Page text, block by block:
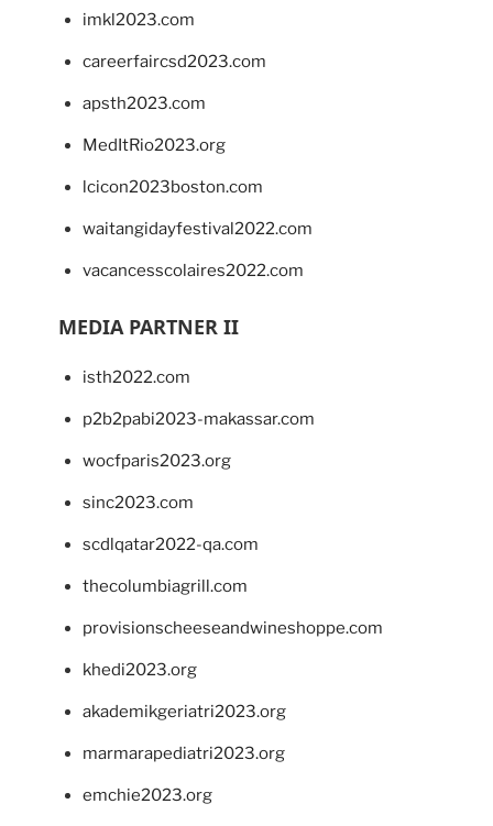
imkl2023.com
careerfaircsd2023.com
apsth2023.com
MedItRio2023.org
lcicon2023boston.com
waitangidayfestival2022.com
vacancesscolaires2022.com
MEDIA PARTNER II
isth2022.com
p2b2pabi2023-makassar.com
wocfparis2023.org
sinc2023.com
scdlqatar2022-qa.com
thecolumbiagrill.com
provisionscheeseandwineshoppe.com
khedi2023.org
akademikgeriatri2023.org
marmarapediatri2023.org
emchie2023.org